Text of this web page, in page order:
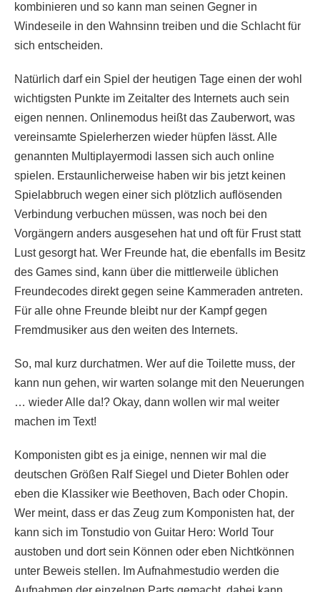
kombinieren und so kann man seinen Gegner in
Windeseile in den Wahnsinn treiben und die Schlacht für
sich entscheiden.
Natürlich darf ein Spiel der heutigen Tage einen der wohl
wichtigsten Punkte im Zeitalter des Internets auch sein
eigen nennen. Onlinemodus heißt das Zauberwort, was
vereinsamte Spielerherzen wieder hüpfen lässt. Alle
genannten Multiplayermodi lassen sich auch online
spielen. Erstaunlicherweise haben wir bis jetzt keinen
Spielabbruch wegen einer sich plötzlich auflösenden
Verbindung verbuchen müssen, was noch bei den
Vorgängern anders ausgesehen hat und oft für Frust statt
Lust gesorgt hat. Wer Freunde hat, die ebenfalls im Besitz
des Games sind, kann über die mittlerweile üblichen
Freundecodes direkt gegen seine Kammeraden antreten.
Für alle ohne Freunde bleibt nur der Kampf gegen
Fremdmusiker aus den weiten des Internets.
So, mal kurz durchatmen. Wer auf die Toilette muss, der
kann nun gehen, wir warten solange mit den Neuerungen
… wieder Alle da!? Okay, dann wollen wir mal weiter
machen im Text!
Komponisten gibt es ja einige, nennen wir mal die
deutschen Größen Ralf Siegel und Dieter Bohlen oder
eben die Klassiker wie Beethoven, Bach oder Chopin.
Wer meint, dass er das Zeug zum Komponisten hat, der
kann sich im Tonstudio von Guitar Hero: World Tour
austoben und dort sein Können oder eben Nichtkönnen
unter Beweis stellen. Im Aufnahmestudio werden die